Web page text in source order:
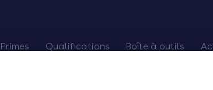
Qualifications Boîte à outils